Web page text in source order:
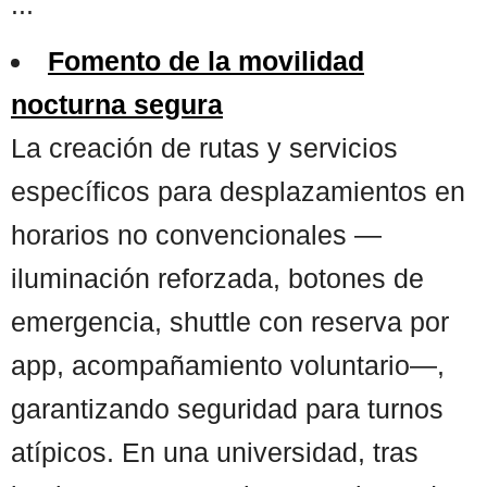
Fomento de la movilidad
nocturna segura
La creación de rutas y servicios
específicos para desplazamientos en
horarios no convencionales —
iluminación reforzada, botones de
emergencia, shuttle con reserva por
app, acompañamiento voluntario—,
garantizando seguridad para turnos
atípicos. En una universidad, tras